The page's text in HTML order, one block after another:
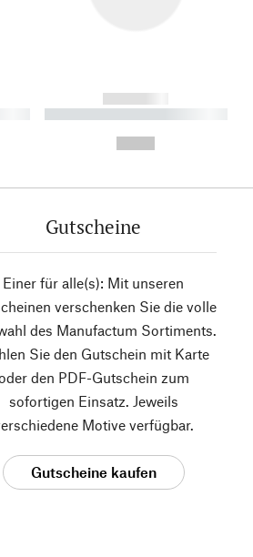
------------
----------- ----------- ----------
Gutscheine
Einer für alle(s): Mit unseren
verschenken Sie die volle
des Manufactum Sortiments.
Sie den Gutschein mit Karte
den PDF-Gutschein zum
sofortigen Einsatz. Jeweils
Motive verfügbar.
Gutscheine kaufen